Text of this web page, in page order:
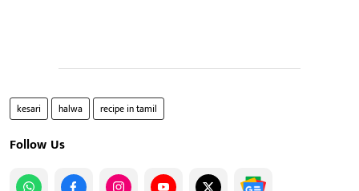
kesari halwa recipe in tamil
Follow Us